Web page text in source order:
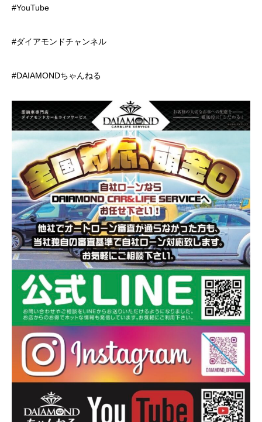
#YouTube
#ダイアモンドチャンネル
#DAIAMONDちゃんねる